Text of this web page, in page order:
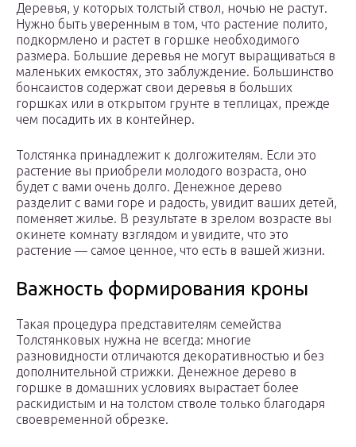
Деревья, у которых толстый ствол, ночью не растут.
Нужно быть уверенным в том, что растение полито,
подкормлено и растет в горшке необходимого
размера. Большие деревья не могут выращиваться в
маленьких емкостях, это заблуждение. Большинство
бонсаистов содержат свои деревья в больших
горшках или в открытом грунте в теплицах, прежде
чем посадить их в контейнер.
Толстянка принадлежит к долгожителям. Если это
растение вы приобрели молодого возраста, оно
будет с вами очень долго. Денежное дерево
разделит с вами горе и радость, увидит ваших детей,
поменяет жилье. В результате в зрелом возрасте вы
окинете комнату взглядом и увидите, что это
растение — самое ценное, что есть в вашей жизни.
Важность формирования кроны
Такая процедура представителям семейства
Толстянковых нужна не всегда: многие
разновидности отличаются декоративностью и без
дополнительной стрижки. Денежное дерево в
горшке в домашних условиях вырастает более
раскидистым и на толстом стволе только благодаря
своевременной обрезке.